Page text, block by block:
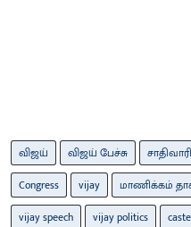
விஜய் விஜய் பேச்சு
Congress
vijay மாணிக்கம்
vijay speech
vijay politics